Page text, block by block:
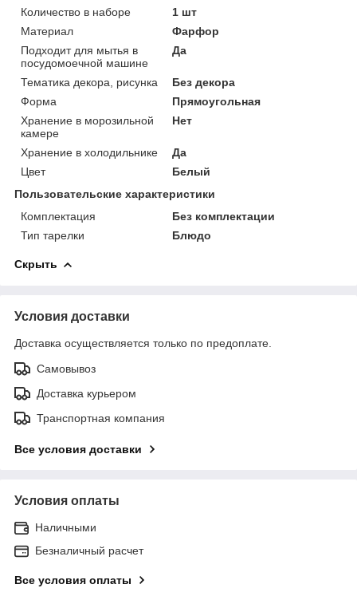
Количество в наборе
1 шт
Материал
Фарфор
Подходит для мытья в
посудомоечной машине
Да
Тематика декора, рисунка
Без декора
Форма
Прямоугольная
Хранение в морозильной
камере
Нет
Хранение в холодильнике
Да
Цвет
Белый
Пользовательские характеристики
Комплектация
Без комплектации
Тип тарелки
Блюдо
Скрыть
Условия доставки
Доставка осуществляется только по предоплате.
Самовывоз
Доставка курьером
Транспортная компания
Все условия доставки
Условия оплаты
Наличными
Безналичный расчет
Все условия оплаты